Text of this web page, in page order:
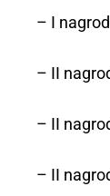
– I
– II
– II
– II